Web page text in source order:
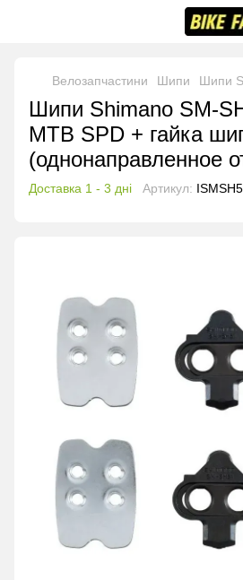
Велозапчастини Шипи Шипи
Шипи Shimano SM-
МТВ SPD + гайка
(однонаправленное
Доставка 1 - 3 дні Артикул: